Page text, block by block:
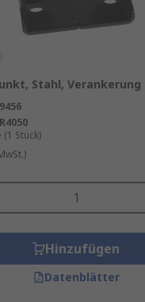
Stahl, Verankerung
Stück)
Hinzufügen
Datenblätter